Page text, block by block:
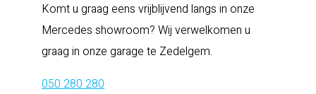
Komt u graag eens vrijblijvend langs in onze
Mercedes showroom? Wij verwelkomen u
graag in onze garage te Zedelgem.
050 280 280